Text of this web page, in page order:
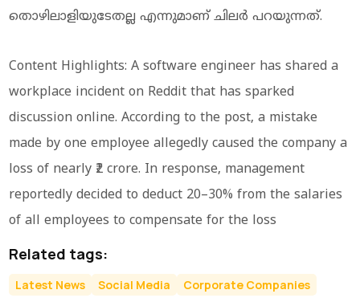
തൊഴിലാളിയുടേതല്ല എന്നുമാണ് ചിലർ പറയുന്നത്.
Content Highlights: A software engineer has shared a
workplace incident on Reddit that has sparked
discussion online. According to the post, a mistake
made by one employee allegedly caused the company a
loss of nearly ₹2 crore. In response, management
reportedly decided to deduct 20–30% from the salaries
of all employees to compensate for the loss
Related tags:
Latest News Social Media Corporate Companies